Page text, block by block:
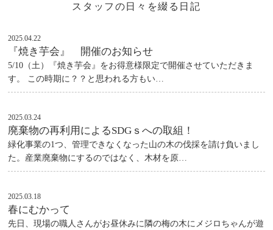
スタッフの日々を綴る日記
2025.04.22
『焼き芋会』 開催のお知らせ
5/10（土）『焼き芋会』をお得意様限定で開催させていただきま
す。 この時期に？？と思われる方もい…
2025.03.24
廃棄物の再利用によるSDGｓへの取組！
緑化事業の1つ、管理できなくなった山の木の伐採を請け負いまし
た。産業廃棄物にするのではなく、木材を原…
2025.03.18
春にむかって
先日、現場の職人さんがお昼休みに隣の梅の木にメジロちゃんが遊